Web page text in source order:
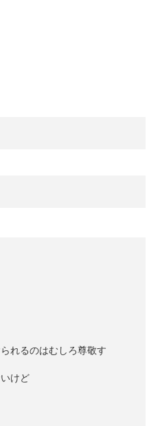
れるのはむしろ尊敬す
けど